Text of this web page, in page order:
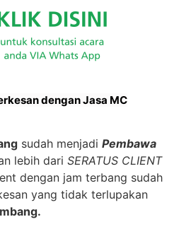
dengan Jasa MC
sudah menjadi Pembawa
lebih dari SERATUS CLIENT
dengan jam terbang sudah
yang tidak terlupakan